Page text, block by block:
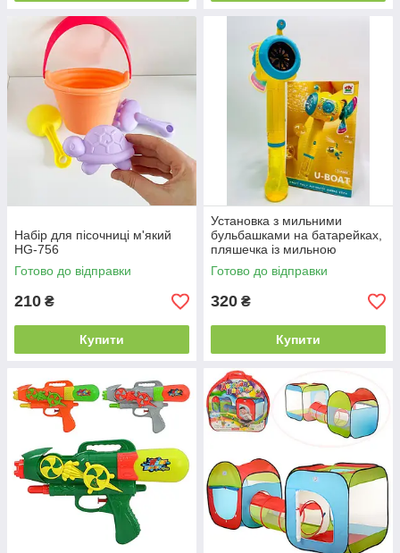
Набір для пісочниці м'який
HG-756
Готово до відправки
210 ₴
Купити
Установка з мильними
бульбашками на батарейках,
пляшечка із мильною
рідиною HL 134 B
Готово до відправки
320 ₴
Купити